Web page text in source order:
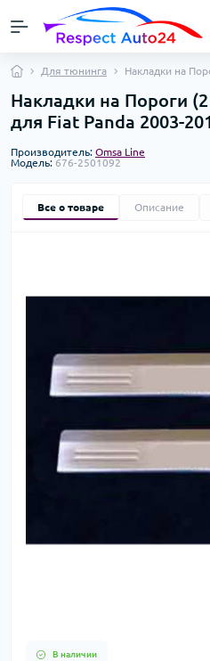
Для тюнинга Накладки на
Накладки на Пороги
для Fiat Panda 2003-
Производитель: Omsa Line
Модель: 676-2501092
Все о товаре Описание
В наличии